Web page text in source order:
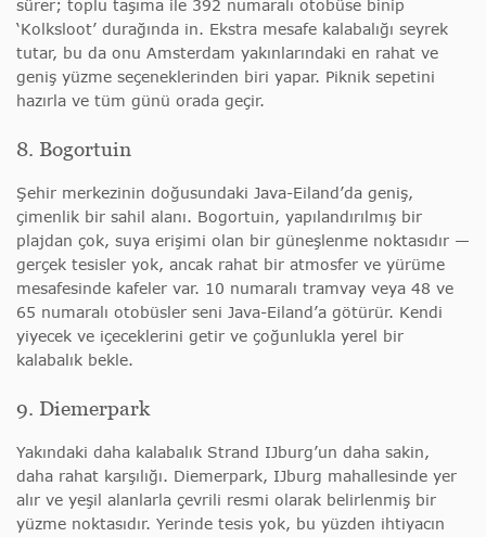
sürer; toplu taşıma ile 392 numaralı otobüse binip
‘Kolksloot’ durağında in. Ekstra mesafe kalabalığı seyrek
tutar, bu da onu Amsterdam yakınlarındaki en rahat ve
geniş yüzme seçeneklerinden biri yapar. Piknik sepetini
hazırla ve tüm günü orada geçir.
8. Bogortuin
Şehir merkezinin doğusundaki Java-Eiland’da geniş,
çimenlik bir sahil alanı. Bogortuin, yapılandırılmış bir
plajdan çok, suya erişimi olan bir güneşlenme noktasıdır —
gerçek tesisler yok, ancak rahat bir atmosfer ve yürüme
mesafesinde kafeler var. 10 numaralı tramvay veya 48 ve
65 numaralı otobüsler seni Java-Eiland’a götürür. Kendi
yiyecek ve içeceklerini getir ve çoğunlukla yerel bir
kalabalık bekle.
9. Diemerpark
Yakındaki daha kalabalık Strand IJburg’un daha sakin,
daha rahat karşılığı. Diemerpark, IJburg mahallesinde yer
alır ve yeşil alanlarla çevrili resmi olarak belirlenmiş bir
yüzme noktasıdır. Yerinde tesis yok, bu yüzden ihtiyacın